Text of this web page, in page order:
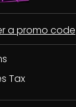
a promo code
Tax